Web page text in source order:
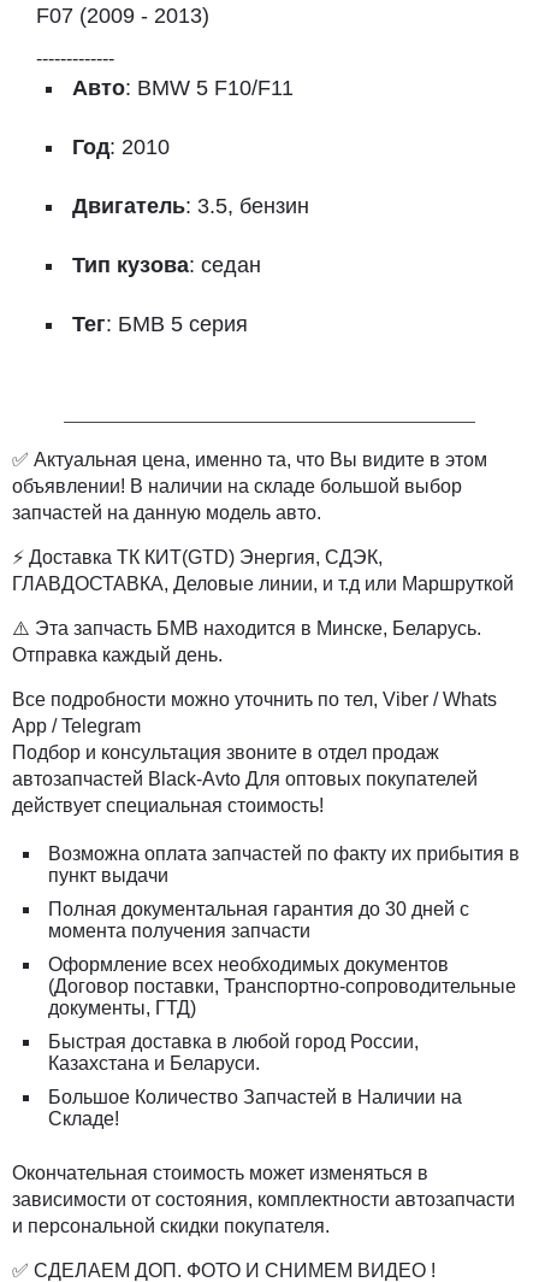
F07 (2009 - 2013)
-------------
Авто: BMW 5 F10/F11
Год: 2010
Двигатель: 3.5, бензин
Тип кузова: седан
Тег: БМВ 5 серия
✅ Актуальная цена, именно та, что Вы видите в этом
объявлении! В наличии на складе большой выбор
запчастей на данную модель авто.
⚡ Доставка ТК КИТ(GTD) Энергия, СДЭК,
ГЛАВДОСТАВКА, Деловые линии, и т.д или Маршруткой
⚠️ Эта запчасть БМВ находится в Минске, Беларусь.
Отправка каждый день.
Все подробности можно уточнить по тел, Viber / Whats
App / Telegram
Подбор и консультация звоните в отдел продаж
автозапчастей Black-Avto Для оптовых покупателей
действует специальная стоимость!
Возможна оплата запчастей по факту их прибытия в
пункт выдачи
Полная документальная гарантия до 30 дней с
момента получения запчасти
Оформление всех необходимых документов
(Договор поставки, Транспортно-сопроводительные
документы, ГТД)
Быстрая доставка в любой город России,
Казахстана и Беларуси.
Большое Количество Запчастей в Наличии на
Складе!
Окончательная стоимость может изменяться в
зависимости от состояния, комплектности автозапчасти
и персональной скидки покупателя.
✅ СДЕЛАЕМ ДОП. ФОТО И СНИМЕМ ВИДЕО !